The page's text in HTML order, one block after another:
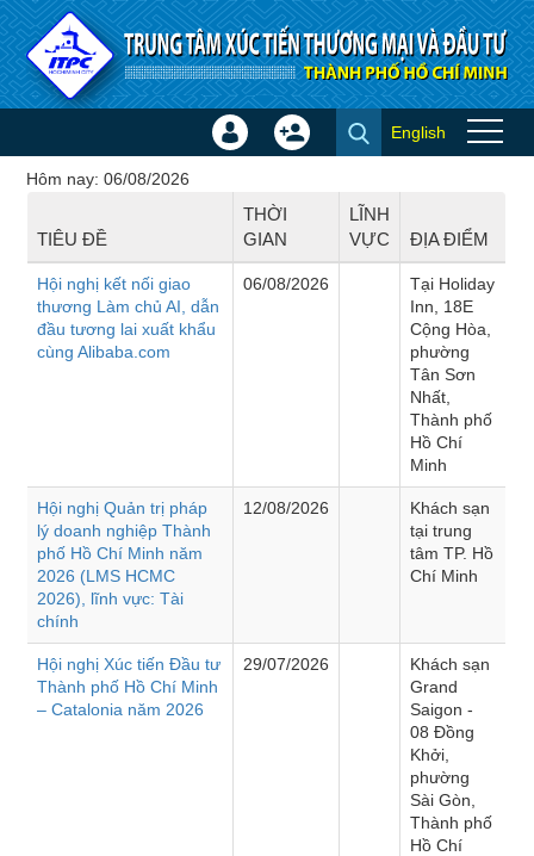
Truy cập nội dung luôn
Hội thảo - Đào tạo
Đăng
Tạo
English
Hôm nay: 06/08/2026
TIÊU ĐỀ
THỜI
GIAN
LĨNH
VỰC
ĐỊA ĐIỂM
Hội nghị kết nối giao
thương Làm chủ AI, dẫn
đầu tương lai xuất khẩu
cùng Alibaba.com
06/08/2026
Tại Holiday
Inn, 18E
Cộng Hòa,
phường
Tân Sơn
Nhất,
Thành phố
Hồ Chí
Minh
Hội nghị Quản trị pháp
lý doanh nghiệp Thành
phố Hồ Chí Minh năm
2026 (LMS HCMC
2026), lĩnh vực: Tài
chính
12/08/2026
Khách sạn
tại trung
tâm TP. Hồ
Chí Minh
Hội nghị Xúc tiến Đầu tư
Thành phố Hồ Chí Minh
– Catalonia năm 2026
29/07/2026
Khách sạn
Grand
Saigon -
08 Đồng
Khởi,
phường
Sài Gòn,
Thành phố
Hồ Chí